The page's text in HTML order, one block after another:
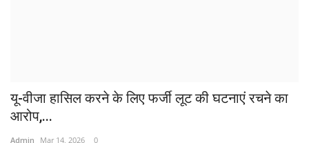
यू-वीजा हासिल करने के लिए फर्जी लूट की घटनाएं रचने का
आरोप,...
Admin Mar 14, 2026 0